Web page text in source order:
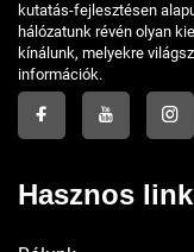
kutatás-fejlesztésen
hálózatunk révén olyan
kínálunk, melyekre
információk.
Hasznos